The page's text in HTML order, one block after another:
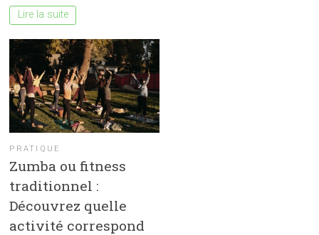
Lire la suite
PRATIQUE
Zumba ou fitness
traditionnel :
Découvrez quelle
activité correspond